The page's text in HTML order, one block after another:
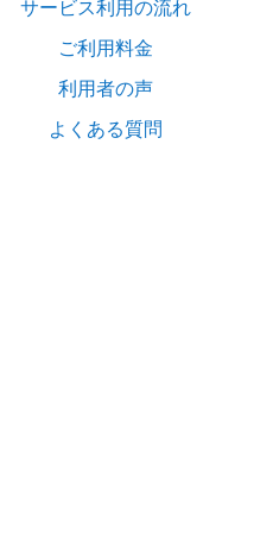
サービス利用の流れ
ご利用料金
利用者の声
よくある質問